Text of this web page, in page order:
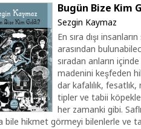
Bugün Bize Kim
Sezgin Kaymaz
En sıra dışı
arasından
sıradan anların içinde
madenini keşfeden
dar kafalılık,
tipler ve tabii
her zamanki gibi.
bile hikmet görmeyi bilenlerle ve